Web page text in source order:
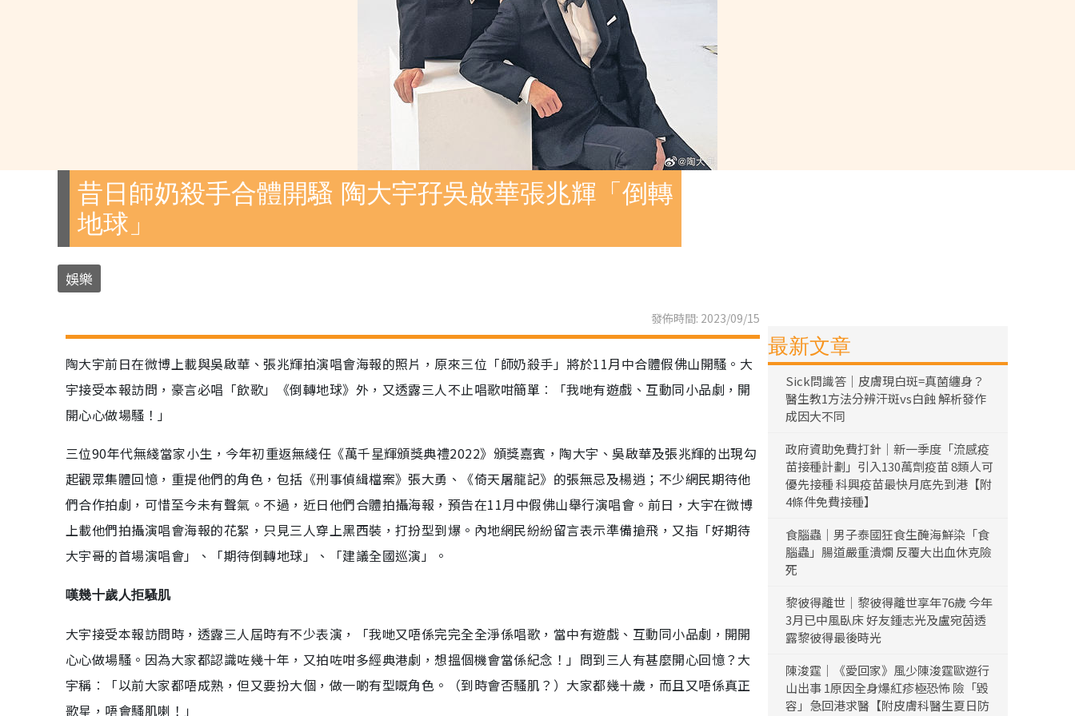
昔日師奶殺手合體開騷 陶大宇孖吳啟華張兆輝「倒轉
地球」
娛樂
發佈時間: 2023/09/15
陶大宇前日在微博上載與吳啟華、張兆輝拍演唱會海報的照片，原來三位「師奶殺手」將於11月中合體假佛山開騷。大
宇接受本報訪問，豪言必唱「飲歌」《倒轉地球》外，又透露三人不止唱歌咁簡單︰「我哋有遊戲、互動同小品劇，開
開心心做場騷！」
三位90年代無綫當家小生，今年初重返無綫任《萬千星輝頒獎典禮2022》頒獎嘉賓，陶大宇、吳啟華及張兆輝的出現勾
起觀眾集體回憶，重提他們的角色，包括《刑事偵緝檔案》張大勇、《倚天屠龍記》的張無忌及楊逍；不少網民期待他
們合作拍劇，可惜至今未有聲氣。不過，近日他們合體拍攝海報，預告在11月中假佛山舉行演唱會。前日，大宇在微博
上載他們拍攝演唱會海報的花絮，只見三人穿上黑西裝，打扮型到爆。內地網民紛紛留言表示準備搶飛，又指「好期待
大宇哥的首場演唱會」、「期待倒轉地球」、「建議全國巡演」。
嘆幾十歲人拒騷肌
大宇接受本報訪問時，透露三人屆時有不少表演，「我哋又唔係完完全全淨係唱歌，當中有遊戲、互動同小品劇，開開
心心做場騷。因為大家都認識咗幾十年，又拍咗咁多經典港劇，想搵個機會當係紀念！」問到三人有甚麼開心回憶？大
宇稱︰「以前大家都唔成熟，但又要扮大個，做一啲有型嘅角色。（到時會否騷肌？）大家都幾十歲，而且又唔係真正
歌星，唔會騷肌喇！」
最新文章
Sick問識答｜皮膚現白斑=真菌纏身？
醫生教1方法分辨汗斑vs白蝕 解析發作
成因大不同
政府資助免費打針｜新一季度「流感疫
苗接種計劃」引入130萬劑疫苗 8類人可
優先接種 科興疫苗最快月底先到港【附
4條件免費接種】
食腦蟲｜男子泰國狂食生醃海鮮染「食
腦蟲」腸道嚴重潰爛 反覆大出血休克險
死
黎彼得離世｜黎彼得離世享年76歲 今年
3月已中風臥床 好友鍾志光及盧宛茵透
露黎彼得最後時光
陳浚霆｜《愛回家》風少陳浚霆歐遊行
山出事 1原因全身爆紅疹極恐怖 險「毀
容」急回港求醫【附皮膚科醫生夏日防